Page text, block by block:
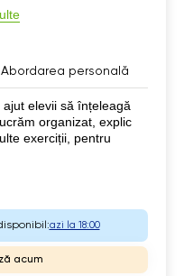
Abordarea personală
elevii să înțeleagă
organizat, explic
exerciții, pentru
azi la 18:00
acum